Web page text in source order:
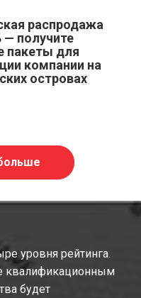
распродажа
— получите
пакеты для
компании на
островах
уровня рейтинга.
квалификационным
будет